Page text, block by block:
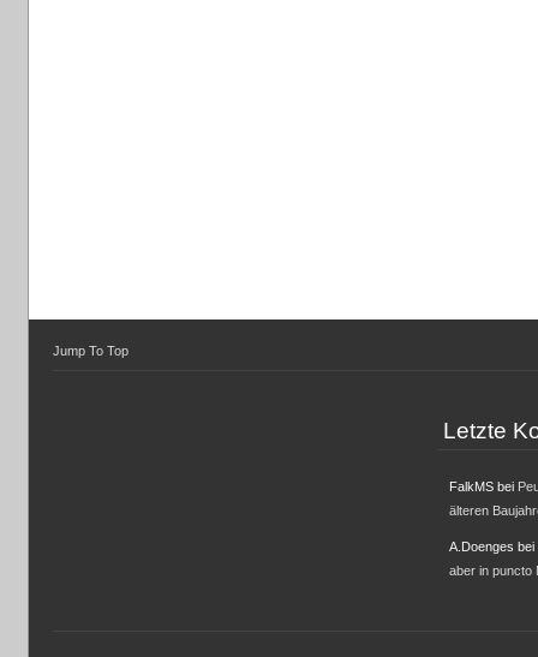
Jump To Top
Letzte
FalkMSbei
älteren
A.Doenges bei
aber in puncto